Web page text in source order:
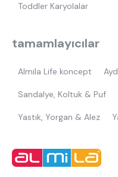
Toddler Karyolalar
tamamlayıcılar
Almila Life koncept
Sandalye, Koltuk & Puf
Yastık, Yorgan & Alez